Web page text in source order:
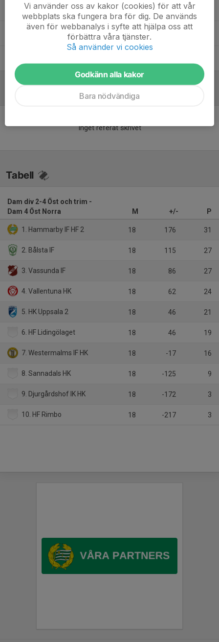
John LindvallSportchef dam
Mattias SöderbergHuvudtränare Damer U / F19
Inget referat skrivet
Tabell
Dam div 2-4 Öst och trim -
Dam 4 Öst Norra
M +/- P
1. Hammarby IF HF 2 18 176 31
2. Bålsta IF 18 115 27
3. Vassunda IF 18 86 27
4. Vallentuna HK 18 62 24
5. HK Uppsala 2 18 46 21
6. HF Lidingölaget 18 46 19
7. Westermalms IF HK 18 -17 16
8. Sannadals HK 18 -125 9
9. Djurgårdshof IK HK 18 -172 3
10. HF Rimbo 18 -217 3
Vi använder oss av kakor (cookies) för att vår
webbplats ska fungera bra för dig. De används
även för webbanalys i syfte att hjälpa oss att
förbättra våra tjänster.
Så använder vi cookies
Godkänn alla kakor
Bara nödvändiga